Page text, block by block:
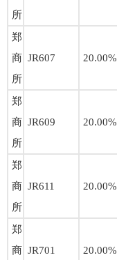
所
郑
商
所
JR607 20.00%
郑
商
所
JR609 20.00%
郑
商
所
JR611 20.00%
郑
商 JR701 20.00%